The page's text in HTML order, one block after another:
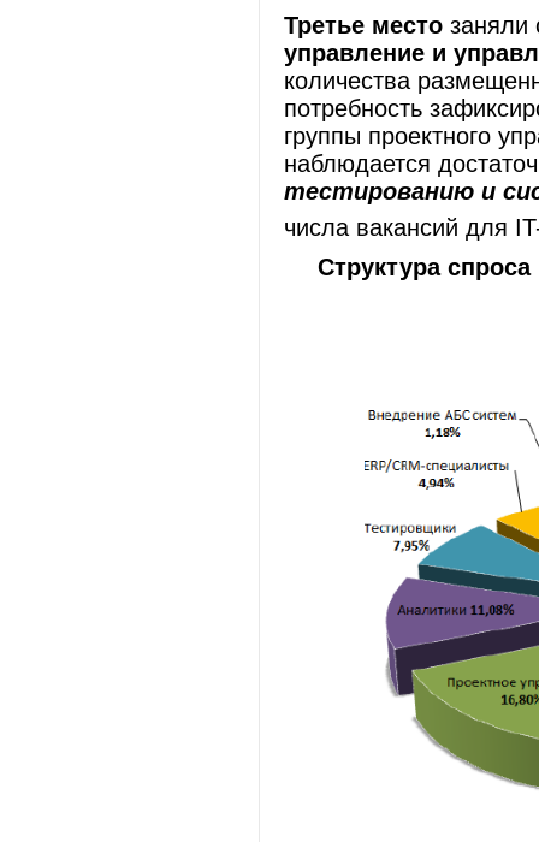
Третье место заняли
управление и
количества
потребность
группы проектного
наблюдается
тестированию и
числа вакансий для
Структура